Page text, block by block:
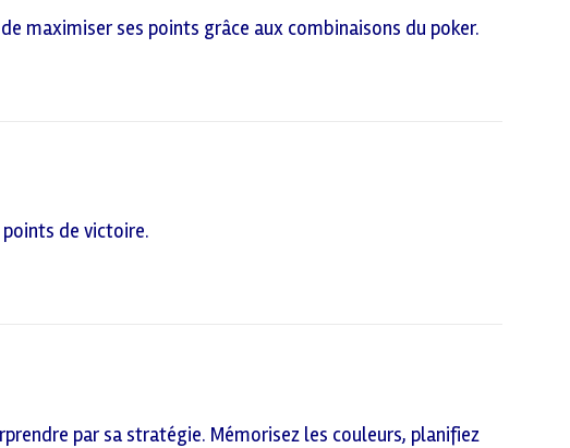
maximiser ses points grâce aux combinaisons du poker.
de victoire.
par sa stratégie. Mémorisez les couleurs, planifiez